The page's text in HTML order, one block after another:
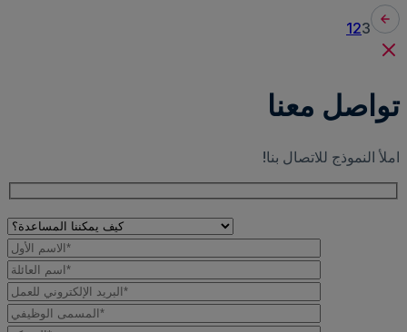
123
تواصل معنا
املأ النموذج للاتصال بنا!